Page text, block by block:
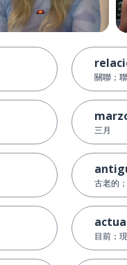
關聯；
三月
古老的
目前；